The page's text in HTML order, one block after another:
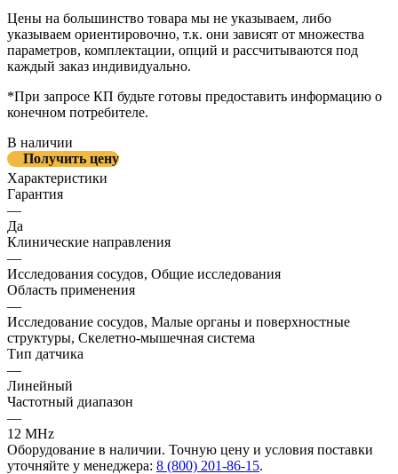
Цены на большинство товара мы не указываем, либо
указываем ориентировочно, т.к. они зависят от множества
параметров, комплектации, опций и рассчитываются под
каждый заказ индивидуально.
*При запросе КП будьте готовы предоставить информацию о
конечном потребителе.
В наличии
Получить цену
Характеристики
Гарантия
—
Да
Клинические направления
—
Исследования сосудов, Общие исследования
Область применения
—
Исследование сосудов, Малые органы и поверхностные
структуры, Скелетно-мышечная система
Тип датчика
—
Линейный
Частотный диапазон
—
12 MHz
Оборудование в наличии. Точную цену и условия поставки
уточняйте у менеджера: 8 (800) 201-86-15.